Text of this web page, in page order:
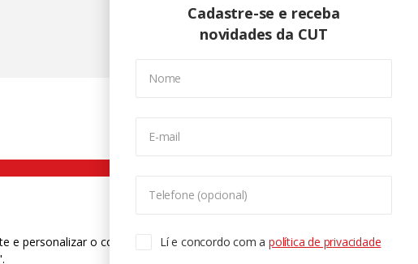
Cadastre-se e receba
novidades da CUT
Nome
E-mail
Telefone (opcional)
Lí e concordo com apolítica de privacidade
e personalizar o conteúdo. Para saber mais